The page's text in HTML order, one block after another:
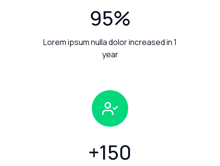
95%
Lorem ipsum nulla dolor increased in 1
year
+150